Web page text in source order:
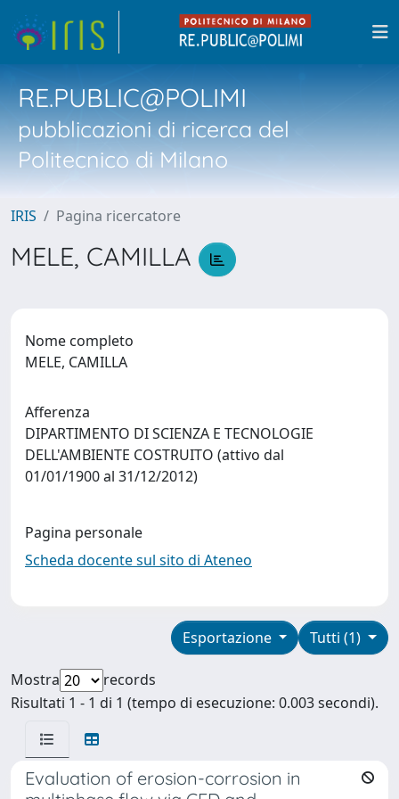
RE.PUBLIC@POLIMI
pubblicazioni di ricerca del
Politecnico di Milano
IRIS Pagina ricercatore
MELE, CAMILLA
Nome completo
MELE, CAMILLA
Afferenza
DIPARTIMENTO DI SCIENZA E TECNOLOGIE
DELL'AMBIENTE COSTRUITO (attivo dal
01/01/1900 al 31/12/2012)
Pagina personale
Scheda docente sul sito di Ateneo
Tutti (1)
Esportazione
Mostra
records
Risultati 1 - 1 di 1 (tempo di esecuzione: 0.003 secondi).
Evaluation of erosion-corrosion in